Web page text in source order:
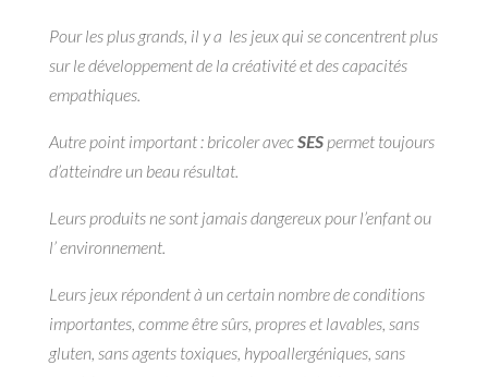
Pour les plus grands, il y a les jeux qui se concentrent plus
sur le développement de la créativité et des capacités
empathiques.
Autre point important : bricoler avecSESpermet toujours
d’atteindre un beau résultat.
Leurs produits ne sont jamais dangereux pour l’enfant ou
l’ environnement.
Leurs jeux répondent à un certain nombre de conditions
importantes, comme être sûrs, propres et lavables, sans
gluten, sans agents toxiques, hypoallergéniques, sans